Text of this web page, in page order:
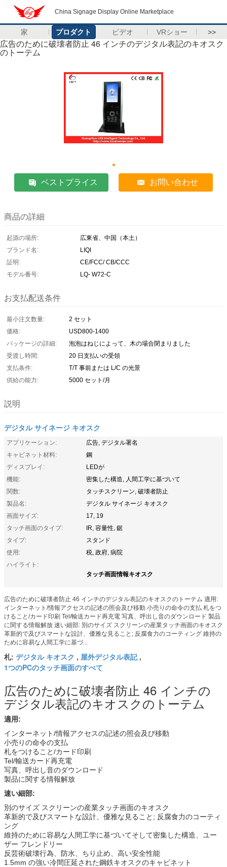
China Signage Display Online Marketplace
家 プロダクト ビデオ VRショー >>
広告のために破壊者防止 46 インチのデジタル表記のキオスク
のトーテム
ベストプライス お問い合わせ
商品の詳細
起源の場所:
広東省、中国（本土）
ブランド名:
LIQI
証明:
CE/FCC/ CB/CCC
モデル番号:
LQ- W72-C
お支払配送条件
最小注文数量:
2 セット
価格:
USD800-1400
パッケージの詳細:
泡泡はねじによって、木の場合閉まりました
受渡し時間:
20 日支払いの受領
支払条件:
T/T 事前または L/C の光景
供給の能力:
5000 セット/月
説明
デジタル サイネージ キオスク
アプリケーション:
広告, デジタル署名
キャビネット材料:
鋼
ディスプレイ:
LEDが
機能:
密集した構造, 人間工学に基づいて
関数:
タッチスクリーン, 破壊者防止
製品名:
デジタル サイネージ キオスク
画面サイズ:
17, 19
タッチ画面のタイプ:
IR, 容量性, 鋸
タイプ:
スタンド
使用:
税, 政府, 病院
ハイライト:
タッチ画面情報キオスク
広告のために破壊者防止 46 インチのデジタル表記のキオスクのトーテム 適用:
インターネット/情報アクセスの記述の照会及び移動 小売りの命令の支払 札をつ
けること/カード印刷 Tel/輸送カード再充電 写真、呼出し音のダウンロード 製品
に関する情報解放 速い細部: 別のサイズ スクリーンの産業タッチ画面のキオスク
革新的で及びスマートな設計、優雅な見ること; 反腐食力のコーティング 維持の
ために容易な人間工学に基づ...
札: デジタル キオスク , 屋外デジタル表記,
1つのPCのタッチ画面のすべて
広告のために破壊者防止 46 インチの
デジタル表記のキオスクのトーテム
適用:
インターネット/情報アクセスの記述の照会及び移動
小売りの命令の支払
札をつけること/カード印刷
Tel/輸送カード再充電
写真、呼出し音のダウンロード
製品に関する情報解放
速い細部:
別のサイズ スクリーンの産業タッチ画面のキオスク
革新的で及びスマートな設計、優雅な見ること; 反腐食力のコーティ
ング
維持のために容易な人間工学に基づいてそして密集した構造、ユー
ザー フレンドリー
反芸術破壊行為、防水、ちり止め、高い安全性能
1.5mm の強い冷間圧延された鋼鉄キオスクのキャビネット